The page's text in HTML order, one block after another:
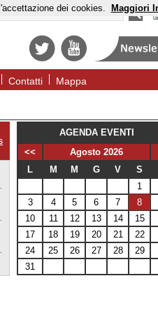
Contatti Mappa
AGENDA EVENTI
<<
Agosto 2026
L
M M G V S
1
3
4 5 6 7 8
10
11 12 13 14 15
17
18 19 20 21 22
24
25 26 27 28 29
31
dei cookies. Maggiori